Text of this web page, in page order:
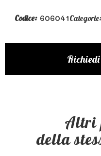
Codice:606041Categorie:
Altri
della